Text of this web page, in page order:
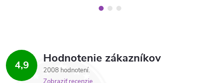
4,9 Hodnotenie zákazníkov
2008 hodnotení